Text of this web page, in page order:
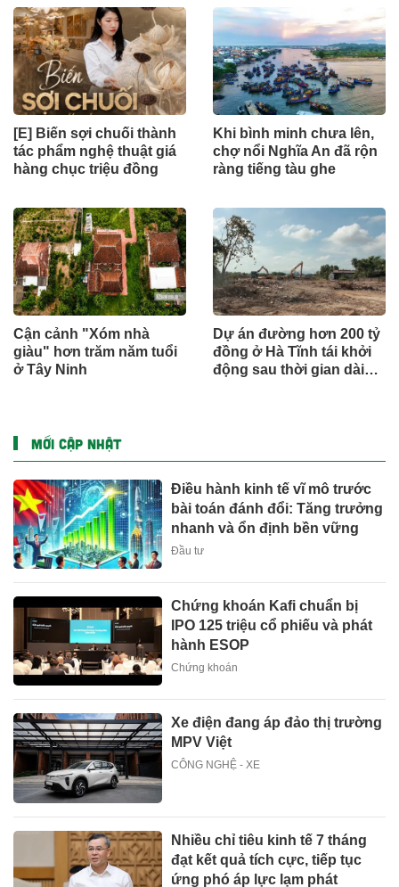
[E] Biến sợi chuối thành
tác phẩm nghệ thuật giá
hàng chục triệu đồng
Khi bình minh chưa lên,
chợ nổi Nghĩa An đã rộn
ràng tiếng tàu ghe
Cận cảnh "Xóm nhà
giàu" hơn trăm năm tuổi
ở Tây Ninh
Dự án đường hơn 200 tỷ
đồng ở Hà Tĩnh tái khởi
động sau thời gian dài
MỚI CẬP NHẬT
Điều hành kinh tế vĩ mô trước
bài toán đánh đổi: Tăng trưởng
nhanh và ổn định bền vững
Đầu tư
Chứng khoán Kafi chuẩn bị
IPO 125 triệu cổ phiếu và phát
hành ESOP
Chứng khoán
Xe điện đang áp đảo thị trường
MPV Việt
CÔNG NGHỆ - XE
Nhiều chỉ tiêu kinh tế 7 tháng
đạt kết quả tích cực, tiếp tục
ứng phó áp lực lạm phát